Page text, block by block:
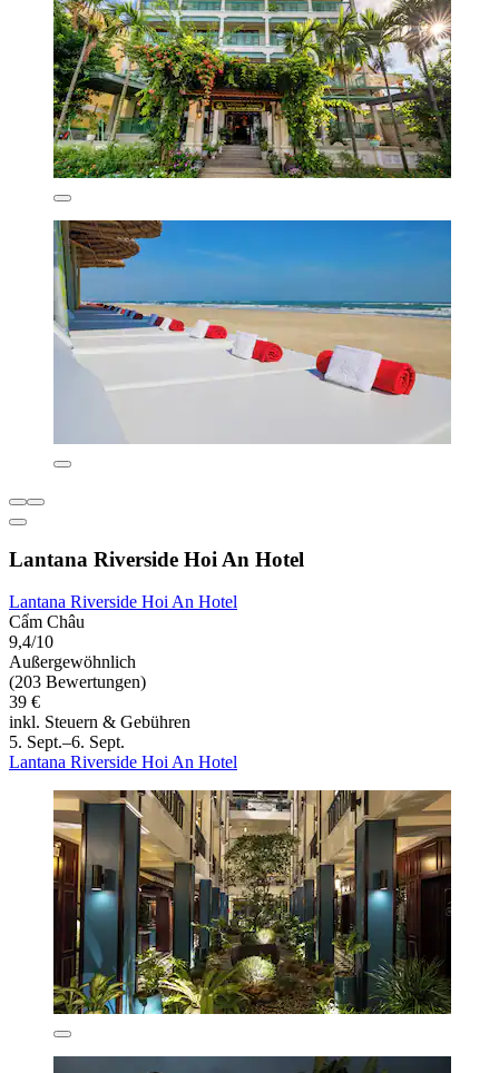
Lantana Riverside Hoi An Hotel
Lantana Riverside Hoi An Hotel
Cẩm Châu
9,4/10
Außergewöhnlich
(203 Bewertungen)
39 €
inkl. Steuern & Gebühren
5. Sept.–6. Sept.
Lantana Riverside Hoi An Hotel